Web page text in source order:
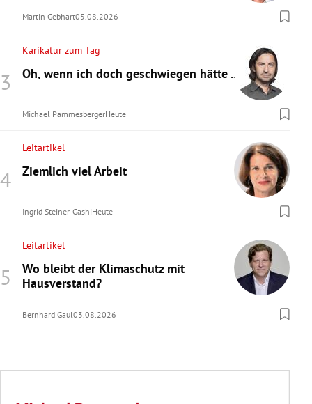
Martin Gebhart05.08.2026
Karikatur zum Tag
Oh, wenn ich doch geschwiegen hätte ...
Michael PammesbergerHeute
Leitartikel
Ziemlich viel Arbeit
Ingrid Steiner-GashiHeute
Leitartikel
Wo bleibt der Klimaschutz mit
Hausverstand?
Bernhard Gaul03.08.2026